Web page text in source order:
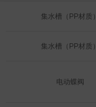
集水槽（PP材质）
集水槽（PP材质）
电动蝶阀